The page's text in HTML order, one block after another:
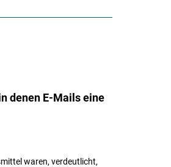
denen E-Mails eine
waren, verdeutlicht,